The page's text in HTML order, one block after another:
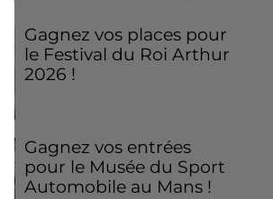
Gagnez vos places pour
le Festival du Roi Arthur
2026 !
Gagnez vos entrées
pour le Musée du Sport
Automobile au Mans !